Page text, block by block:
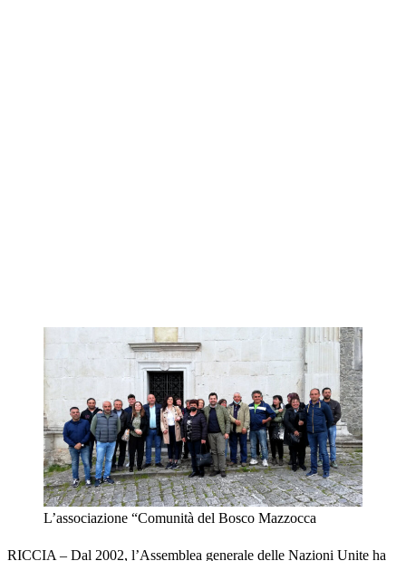
L’associazione “Comunità del Bosco Mazzocca
RICCIA – Dal 2002, l’Assemblea generale delle Nazioni Unite ha